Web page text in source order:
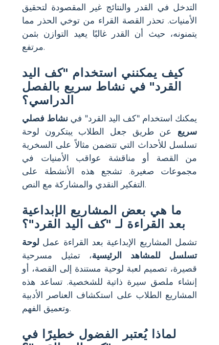
التدخل في القدر والنتائج غير المقصودة لتحقيق
الأمنيات. تحذر القصة القراء من توخي الحذر مما
يتمنونه، حيث أن القدر غالبًا يعيد التوازن بثمن
مرتفع.
كيف يمكنني استخدام "كف اليد
القرد" في نشاط سريع بالفصل
الدراسي؟
يمكنك استخدام "كف اليد القرد" في نشاط فصلي
سريع عن طريق جعل الطلاب يبتكرون لوحة
تسلسل للأحداث التي تتضمن مثالاً على السخرية
من القصة أو مناقشة عواقب الأمنيات في
مجموعات صغيرة. تشجع هذه الأنشطة على
التفكير النقدي والمشاركة مع النص.
ما هي بعض المشاريع الإبداعية
بعد القراءة لـ "كف اليد القرد"؟
تشمل المشاريع الإبداعية بعد القراءة عمل لوحة
تسلسل للمشاهد الرئيسية، تمثيل مسرحية
قصيرة، تصميم لعبة لوحية مستندة إلى القصة، أو
إنشاء ملصق سيرة ذاتية للشخصية. تساعد هذه
المشاريع الطلاب على استكشاف العناصر الأدبية
وتعميق الفهم.
لماذا يُعتبر الفضول خطيرًا في